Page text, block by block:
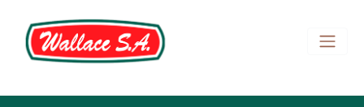
Home